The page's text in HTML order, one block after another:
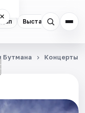
Выставки
×
☾
Бутмана Концерты